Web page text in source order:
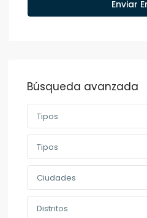
Búsqueda avanzada
Tipos
Tipos
Ciudades
Distritos